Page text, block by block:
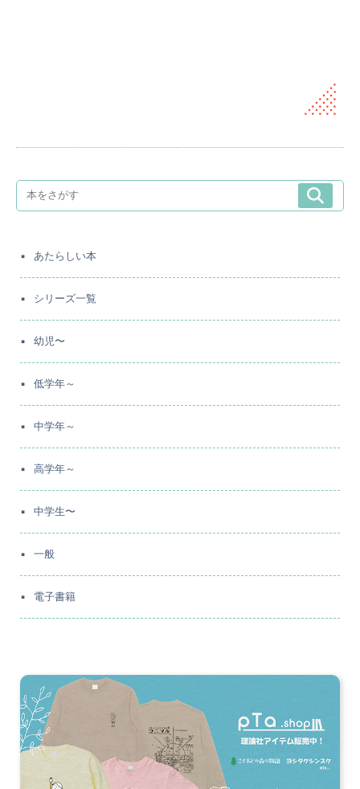
あたらしい本
シリーズ一覧
幼児〜
低学年～
中学年～
高学年～
中学生〜
一般
電子書籍